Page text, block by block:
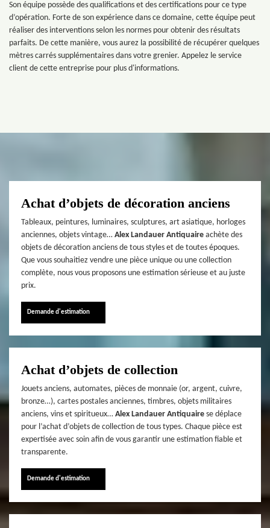
Son équipe possède des qualifications et des certifications pour ce type
d’opération. Forte de son expérience dans ce domaine, cette équipe peut
réaliser des interventions selon les normes pour obtenir des résultats
parfaits. De cette manière, vous aurez la possibilité de récupérer quelques
mètres carrés supplémentaires dans votre grenier. Appelez le service
client de cette entreprise pour plus d'informations.
Achat d’objets de décoration anciens
Tableaux, peintures, luminaires, sculptures, art asiatique, horloges
anciennes, objets vintage… Alex Landauer Antiquaire achète des
objets de décoration anciens de tous styles et de toutes époques.
Que vous souhaitiez vendre une pièce unique ou une collection
complète, nous vous proposons une estimation sérieuse et au juste
prix.
Demande d'estimation
Achat d’objets de collection
Jouets anciens, automates, pièces de monnaie (or, argent, cuivre,
bronze…), cartes postales anciennes, timbres, objets militaires
anciens, vins et spiritueux… Alex Landauer Antiquaire se déplace
pour l’achat d’objets de collection de tous types. Chaque pièce est
expertisée avec soin afin de vous garantir une estimation fiable et
transparente.
Demande d'estimation